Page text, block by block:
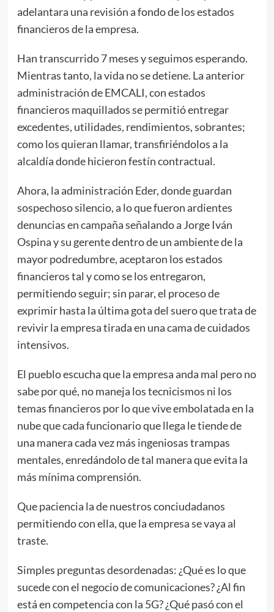
adelantara una revisión a fondo de los estados
financieros de la empresa.
Han transcurrido 7 meses y seguimos esperando.
Mientras tanto, la vida no se detiene. La anterior
administración de EMCALI, con estados
financieros maquillados se permitió entregar
excedentes, utilidades, rendimientos, sobrantes;
como los quieran llamar, transfiriéndolos a la
alcaldía donde hicieron festín contractual.
Ahora, la administración Eder, donde guardan
sospechoso silencio, a lo que fueron ardientes
denuncias en campaña señalando a Jorge Iván
Ospina y su gerente dentro de un ambiente de la
mayor podredumbre, aceptaron los estados
financieros tal y como se los entregaron,
permitiendo seguir; sin parar, el proceso de
exprimir hasta la última gota del suero que trata de
revivir la empresa tirada en una cama de cuidados
intensivos.
El pueblo escucha que la empresa anda mal pero no
sabe por qué, no maneja los tecnicismos ni los
temas financieros por lo que vive embolatada en la
nube que cada funcionario que llega le tiende de
una manera cada vez más ingeniosas trampas
mentales, enredándolo de tal manera que evita la
más mínima comprensión.
Que paciencia la de nuestros conciudadanos
permitiendo con ella, que la empresa se vaya al
traste.
Simples preguntas desordenadas: ¿Qué es lo que
sucede con el negocio de comunicaciones? ¿Al fin
está en competencia con la 5G? ¿Qué pasó con el